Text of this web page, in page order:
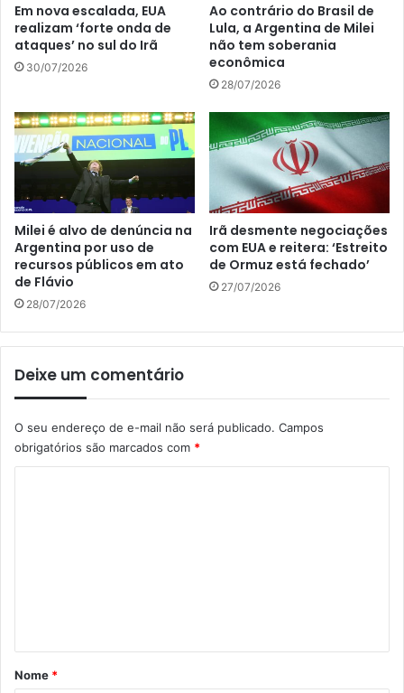
Em nova escalada, EUA
realizam ‘forte onda de
ataques’ no sul do Irã
30/07/2026
Ao contrário do Brasil de
Lula, a Argentina de Milei
não tem soberania
econômica
28/07/2026
Milei é alvo de denúncia na
Argentina por uso de
recursos públicos em ato
de Flávio
28/07/2026
Irã desmente negociações
com EUA e reitera: ‘Estreito
de Ormuz está fechado’
27/07/2026
Deixe um comentário
O seu endereço de e-mail não será publicado. Campos
obrigatórios são marcados com *
r
Nome *